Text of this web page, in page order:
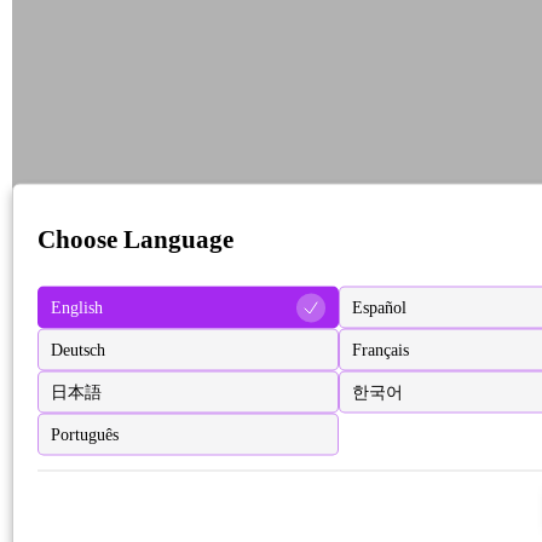
Choose Language
English Español
Deutsch Français
日本語 한국어
Português